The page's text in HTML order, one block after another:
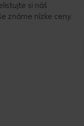
si náš
známe nízke ceny.